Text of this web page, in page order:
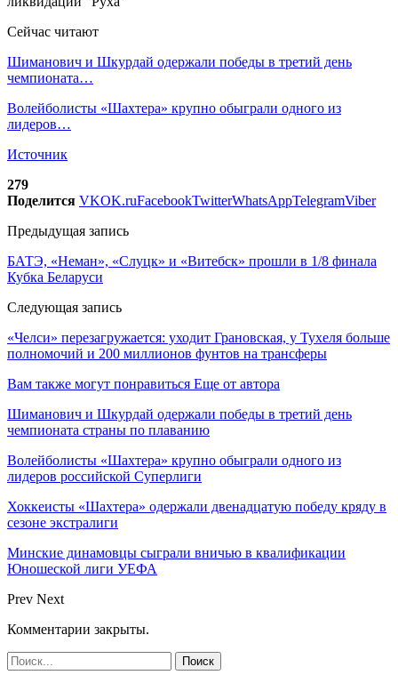
Сейчас читают
Шиманович и Шкурдай одержали победы в третий день
чемпионата…
Волейболисты «Шахтера» крупно обыграли одного из
лидеров…
Источник
279
Поделится VKOK.ruFacebookTwitterWhatsAppTelegramViber
Предыдущая запись
БАТЭ, «Неман», «Слуцк» и «Витебск» прошли в 1/8 финала
Кубка Беларуси
Следующая запись
«Челси» перезагружается: уходит Грановская, у Тухеля больше
полномочий и 200 миллионов фунтов на трансферы
Вам также могут понравиться Еще от автора
Шиманович и Шкурдай одержали победы в третий день
чемпионата страны по плаванию
Волейболисты «Шахтера» крупно обыграли одного из
лидеров российской Суперлиги
Хоккеисты «Шахтера» одержали двенадцатую победу кряду в
сезоне экстралиги
Минские динамовцы сыграли вничью в квалификации
Юношеской лиги УЕФА
Prev Next
Комментарии закрыты.